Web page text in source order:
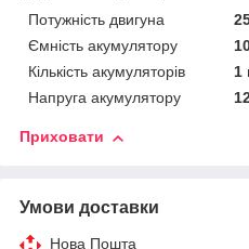
Потужність двигуна
Ємність акумулятору
Кількість акумуляторів
1
Напруга акумулятору
Приховати
Умови доставки
Нова Пошта